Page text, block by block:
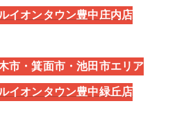
イオンタウン豊中庄内店
市・箕面市・池田市エリア
イオンタウン豊中緑丘店